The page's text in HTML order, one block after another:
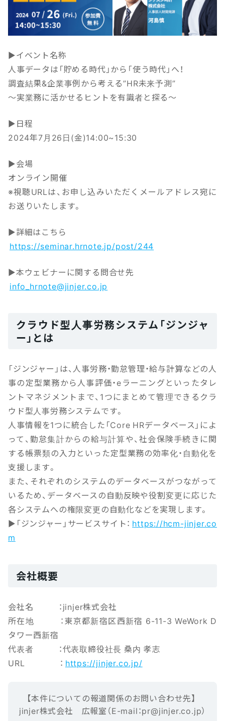
▶イベント名称
人事データは「貯める時代」から「使う時代」へ！
調査結果&企業事例から考える”HR未来予測”
～実業務に活かせるヒントを有識者と探る～
▶日程
2024年7月26日(金)14:00~15:30
▶会場
オンライン開催
※視聴URLは、お申し込みいただくメールアドレス宛に
お送りいたします。
▶詳細はこちら
https://seminar.hrnote.jp/post/244
▶本ウェビナーに関する問合せ先
info_hrnote@jinjer.co.jp
クラウド型人事労務システム「ジンジャ
ー」とは
「ジンジャー」は、人事労務・勤怠管理・給与計算などの人
事の定型業務から人事評価・eラーニングといったタレ
ントマネジメントまで、1つにまとめて管理できるクラ
ウド型人事労務システムです。
人事情報を1つに統合した「Core HRデータベース」によ
って、勤怠集計からの給与計算や、社会保険手続きに関
する帳票類の入力といった定型業務の効率化・自動化を
支援します。
また、それぞれのシステムのデータベースがつながって
いるため、データベースの自動反映や役割変更に応じた
各システムへの権限変更の自動化などを実現します。
▶「ジンジャー」サービスサイト： https://hcm-jinjer.co
m
会社概要
会社名 ：jinjer株式会社
所在地 ：東京都新宿区西新宿 6-11-3 WeWork D
タワー西新宿
代表者 ：代表取締役社長 桑内 孝志
URL ： https://jinjer.co.jp/
【本‌件‌に‌つ‌い‌ての報‌道‌関‌係‌の‌お‌問‌い‌合‌わ‌せ先】‌ ‌
jinjer株式会社 広報室（E-mail‌：‌pr@jinjer.co.jp）